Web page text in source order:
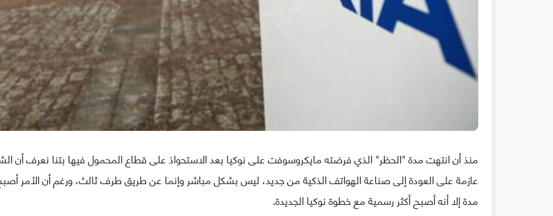
منذ أن انتهت مدة "الحظر" الذي فرضته مايكروسوفت على نوكيا بعد الاستحواذ على قطاع المحمول فيها بتنا نعرف أن
عازمة على العودة إلى صناعة الهواتف الذكية من جديد، ليس بشكل مباشر وإنما عن طريق طرف ثالث، ورغم أن الأمر
مدة إلا أنه أصبح أكثر رسمية مع خطوة نوكيا الجديدة.